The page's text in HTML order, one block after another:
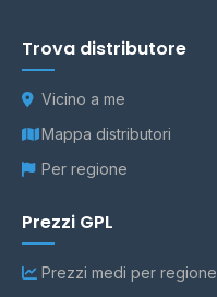
Trova distributore
Vicino a me
Mappa distributori
Per regione
Prezzi GPL
Prezzi medi per regione